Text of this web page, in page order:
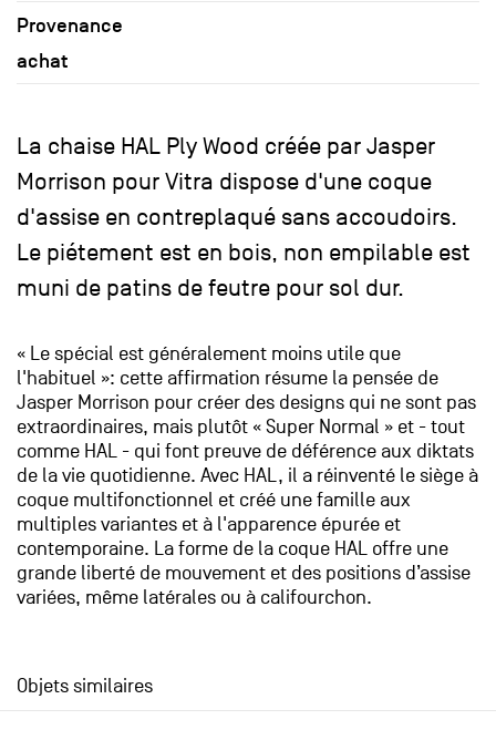
Provenance
achat
La chaise HAL Ply Wood créée par Jasper
Morrison pour Vitra dispose d'une coque
d'assise en contreplaqué sans accoudoirs.
Le piétement est en bois, non empilable est
muni de patins de feutre pour sol dur.
« Le spécial est généralement moins utile que
l'habituel »: cette affirmation résume la pensée de
Jasper Morrison pour créer des designs qui ne sont pas
extraordinaires, mais plutôt « Super Normal » et - tout
comme HAL - qui font preuve de déférence aux diktats
de la vie quotidienne. Avec HAL, il a réinventé le siège à
coque multifonctionnel et créé une famille aux
multiples variantes et à l'apparence épurée et
contemporaine. La forme de la coque HAL offre une
grande liberté de mouvement et des positions d’assise
variées, même latérales ou à califourchon.
Objets similaires